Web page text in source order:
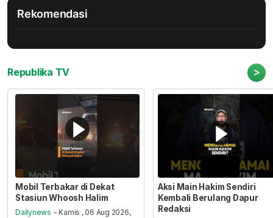
Rekomendasi
Republika TV >
Mobil Terbakar di Dekat
Stasiun Whoosh Halim
Dailynews - Kamis , 06 Aug 2026,
Aksi Main Hakim Sendiri
Kembali Berulang Dapur
Redaksi